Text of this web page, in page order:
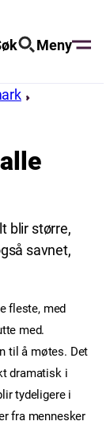
Meny
blir større,
savnet,
fleste, med
med.
til å møtes. Det
dramatisk i
tydeligere i
fra mennesker